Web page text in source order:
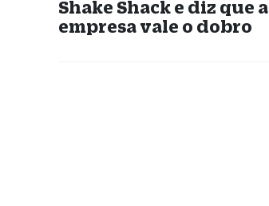
Shake Shack e diz que a
empresa vale o dobro